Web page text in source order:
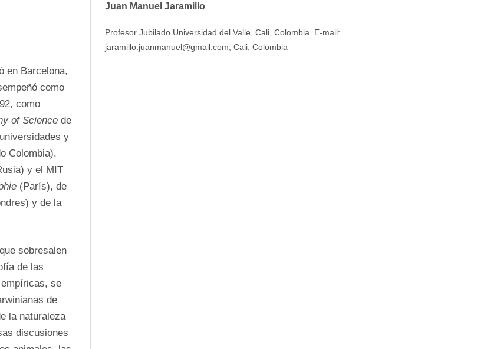
en Barcelona,
como
como
of Science de
y
Colombia),
y el MIT
(París), de
(Londres) y de la
sobresalen
de las
se
de
la naturaleza
discusiones
Juan Manuel Jaramillo
Profesor Jubilado Universidad del Valle, Cali, Colombia. E-mail:
jaramillo.juanmanuel@gmail.com, Cali, Colombia